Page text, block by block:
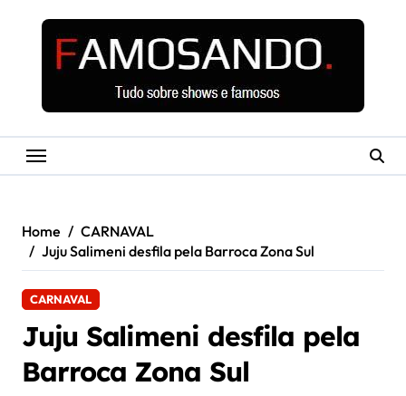
Home
CARNAVAL
Juju Salimeni desfila pela Barroca Zona Sul
CARNAVAL
Juju Salimeni desfila pela
Barroca Zona Sul